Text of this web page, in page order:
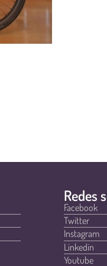
Redes
Facebook
Twitter
Instagram
Linkedin
Youtube